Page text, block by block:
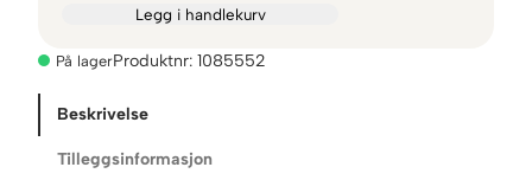
Legg i handlekurv
På lagerProduktnr: 1085552
Beskrivelse
Tilleggsinformasjon